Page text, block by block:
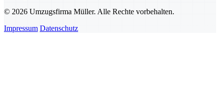
© 2026 Umzugsfirma Müller. Alle Rechte vorbehalten.
Impressum Datenschutz